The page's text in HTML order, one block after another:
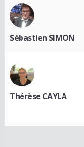
Sébastien SIMON
Thérèse CAYLA